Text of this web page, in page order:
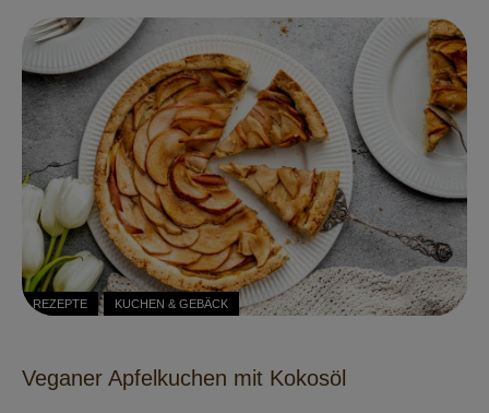
REZEPTE KUCHEN & GEBÄCK
Veganer Apfelkuchen mit Kokosöl